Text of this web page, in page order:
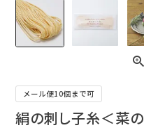
メール便10個まで可
絹の刺し子糸＜菜